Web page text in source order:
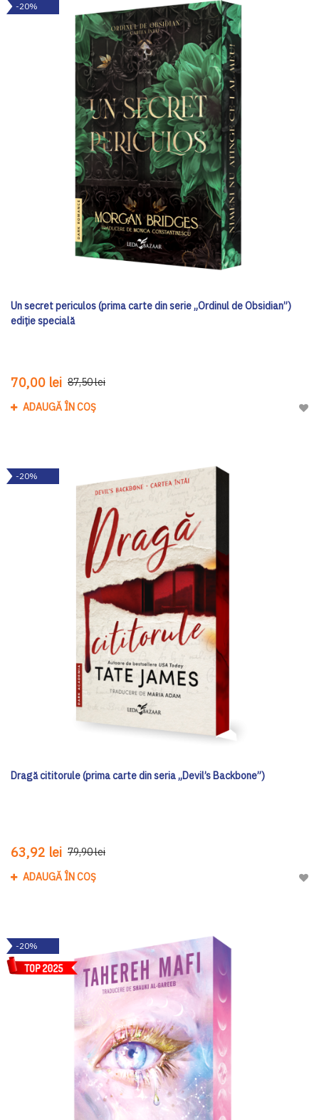
-20%
Un secret periculos (prima carte din serie „Ordinul de Obsidian”)
ediţie specială
70,00 lei 87,50 lei
ADAUGĂ ÎN COȘ
-20%
Dragă cititorule (prima carte din seria „Devil’s Backbone”)
63,92 lei 79,90 lei
ADAUGĂ ÎN COȘ
-20%